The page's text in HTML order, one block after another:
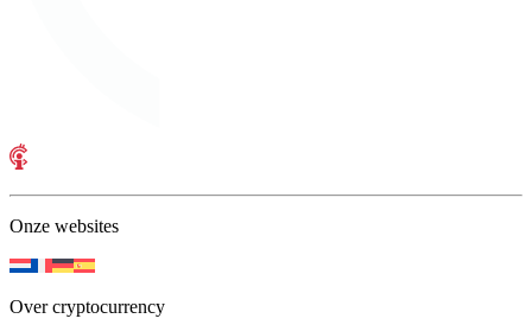
Onze websites
Over cryptocurrency